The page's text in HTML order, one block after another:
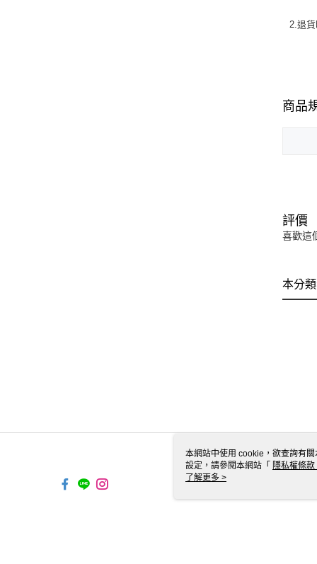
2.退
商品
評價
喜歡這
本分
本網站中使用 cookie，欲查詢有
設定，請參閱本網站「 隱私權條款
使用 cookie。
了解更多 >